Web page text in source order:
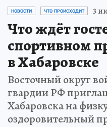
НОВОСТИ ЧТО ПРОИСХОДИТ 3
Что ждёт
спортивном
в Хабаровске
Восточный округ
гвардии РФ
Хабаровска на
оздоровительный